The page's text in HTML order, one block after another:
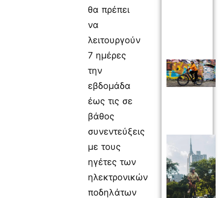
θα πρέπει
να
λειτουργούν
7 ημέρες
την
εβδομάδα
έως τις σε
βάθος
συνεντεύξεις
με τους
ηγέτες των
ηλεκτρονικών
ποδηλάτων